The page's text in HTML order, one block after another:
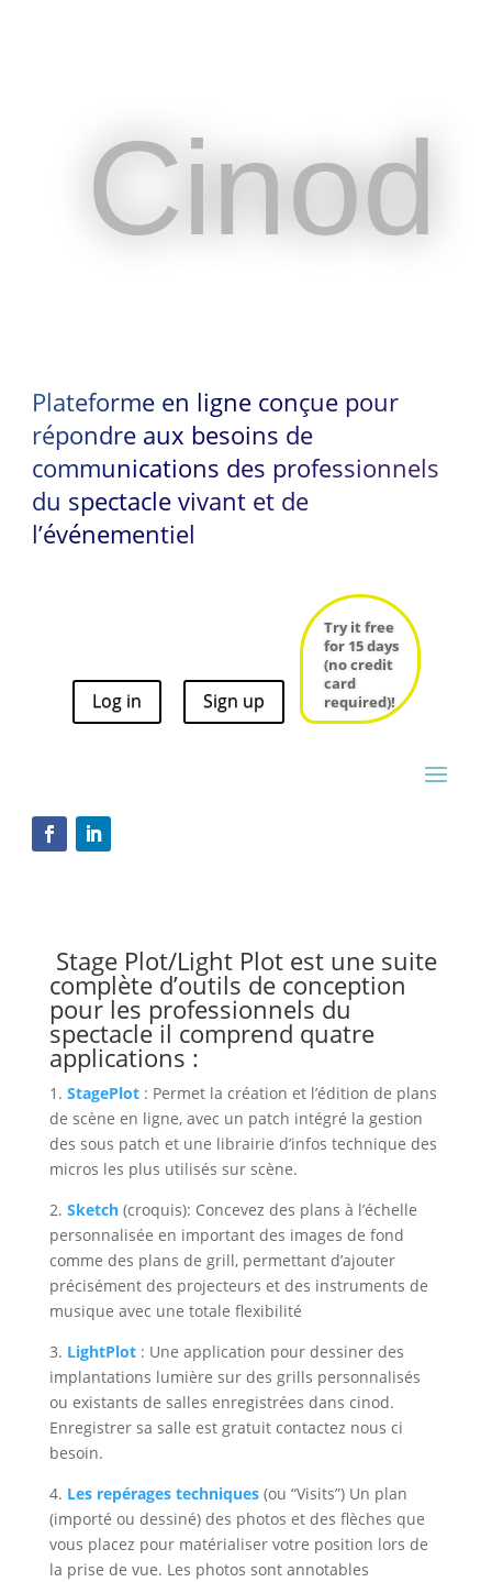
Cinod
Plateforme en ligne conçue pour
répondre aux besoins de
communications des professionnels
du spectacle vivant et de
l’événementiel
Log in Sign up
Try it free
for 15 days
(no credit
card
required)!
Cinod
communications des professionnels
du spectacle vivant et de
l’événementiel
(no credit
card
required)!
Stage Plot/Light Plot est une suite
complète d’outils de conception
pour les professionnels du
spectacle il comprend quatre
applications :
1. StagePlot : Permet la création et l’édition de plans
de scène en ligne, avec un patch intégré la gestion
des sous patch et une librairie d’infos technique des
micros les plus utilisés sur scène.
2. Sketch(croquis): Concevez des plans à l’échelle
personnalisée en important des images de fond
comme des plans de grill, permettant d’ajouter
précisément des projecteurs et des instruments de
musique avec une totale flexibilité
3. LightPlot : Une application pour dessiner des
implantations lumière sur des grills personnalisés
ou existants de salles enregistrées dans cinod.
Enregistrer sa salle est gratuit contactez nous ci
besoin.
4. Les repérages techniques(ou “Visits”) Un plan
(importé ou dessiné) des photos et des flèches que
vous placez pour matérialiser votre position lors de
la prise de vue. Les photos sont annotables